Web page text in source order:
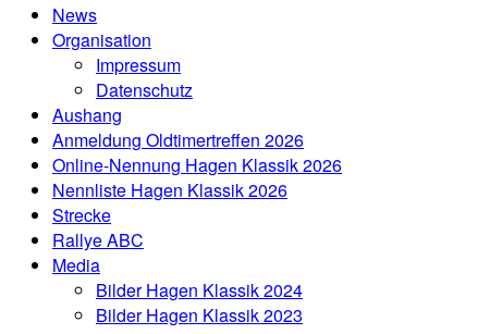
News
Organisation
Impressum
Datenschutz
Aushang
Anmeldung Oldtimertreffen 2026
Online-Nennung Hagen Klassik 2026
Nennliste Hagen Klassik 2026
Strecke
Rallye ABC
Media
Bilder Hagen Klassik 2024
Bilder Hagen Klassik 2023